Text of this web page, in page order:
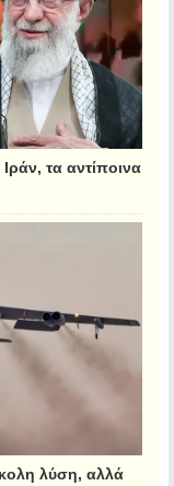
τα αντίποινα
λύση, αλλά